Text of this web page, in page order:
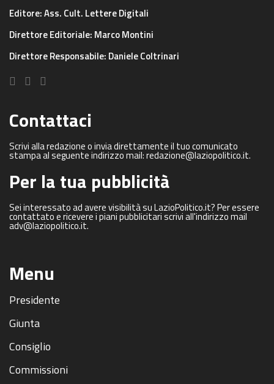
Editore: Ass. Cult. Lettere Digitali
Direttore Editoriale: Marco Montini
Direttore Responsabile: Daniele Coltrinari
Contattaci
Scrivi alla redazione o invia direttamente il tuo comunicato
stampa al seguente indirizzo mail: redazione@laziopolitico.it.
Per la tua pubblicità
Sei interessato ad avere visibilità su LazioPolitico.it? Per essere
contattato e ricevere i piani pubblicitari scrivi all'indirizzo mail
adv@laziopolitico.it.
Menu
Presidente
Giunta
Consiglio
Commissioni